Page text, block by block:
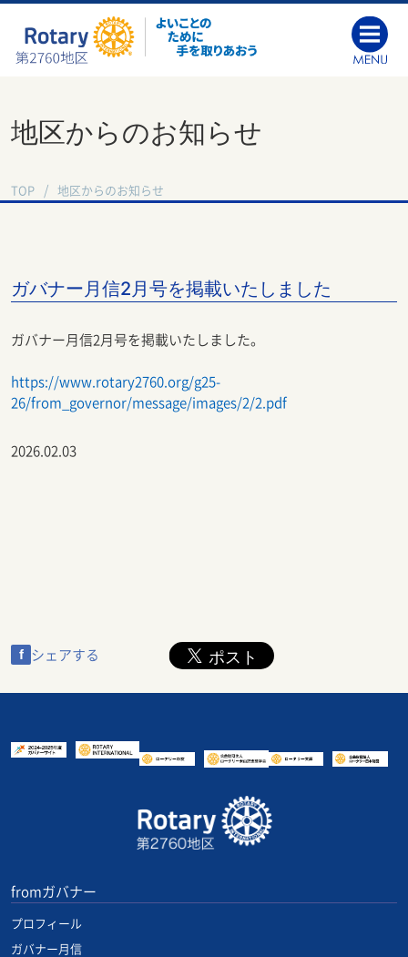
地区からのお知らせ
TOP 地区からのお知らせ
ガバナー月信2月号を掲載いたしました
ガバナー月信2月号を掲載いたしました。
https://www.rotary2760.org/g25-
26/from_governor/message/images/2/2.pdf
2026.02.03
f シェアする
fromガバナー
プロフィール
ガバナー月信